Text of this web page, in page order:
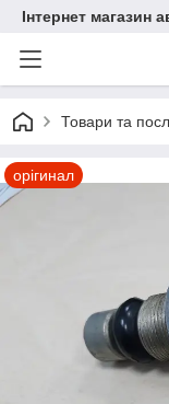
Інтернет
Товари та
орігинал